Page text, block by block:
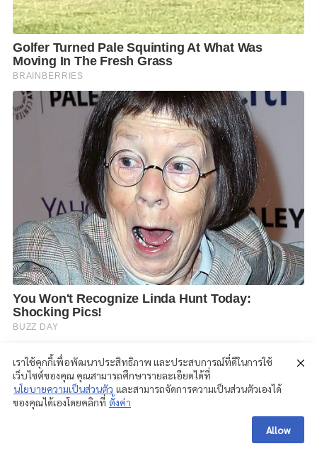
เราใช้คุกกี้เพื่อพัฒนาประสิทธิภาพ และประสบการณ์ที่ดีในการใช้
เว็บไซต์ของคุณ คุณสามารถศึกษารายละเอียดได้ที่
นโยบายความเป็นส่วนตัว และสามารถจัดการความเป็นส่วนตัวเองได้
ของคุณได้เองโดยคลิกที่ ตั้งค่า
Allow